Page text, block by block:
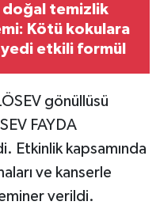
doğal temizlik
Kötü kokulara
yedi etkili formül
gönüllüsü
FAYDA
Etkinlik kapsamında
ve kanserle
verildi.